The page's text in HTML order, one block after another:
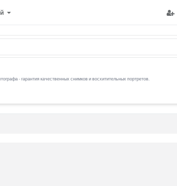
- гарантия качественных снимков и восхитительных портретов.